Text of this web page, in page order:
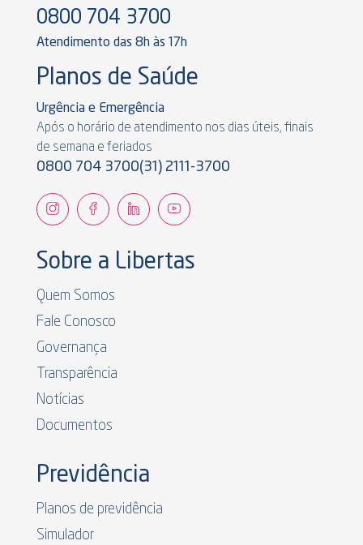
0800 704 3700
Atendimento das 8h às 17h
Planos de Saúde
Urgência e Emergência
Após o horário de atendimento nos dias úteis, finais
de semana e feriados
0800 704 3700(31) 2111-3700
Sobre a Libertas
Quem Somos
Fale Conosco
Governança
Transparência
Notícias
Documentos
Previdência
Planos de previdência
Simulador